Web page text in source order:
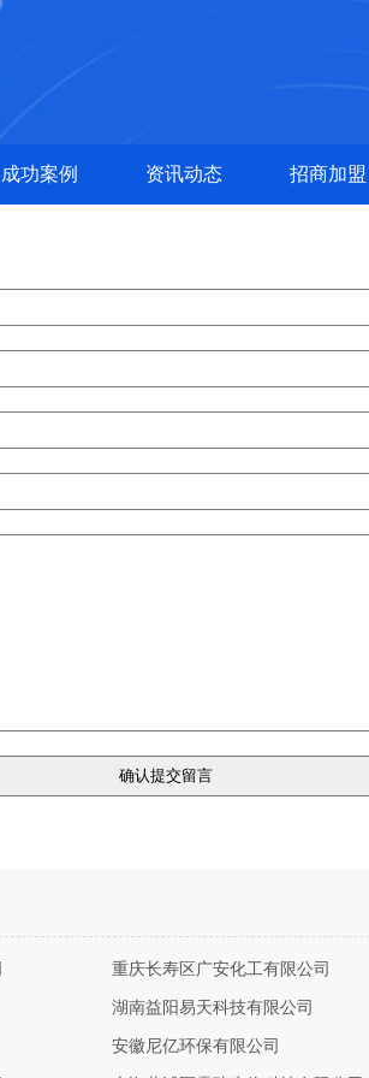
成功案例 资讯动态 招商加盟
重庆长寿区广安化工有限公司
湖南益阳易天科技有限公司
安徽尼亿环保有限公司